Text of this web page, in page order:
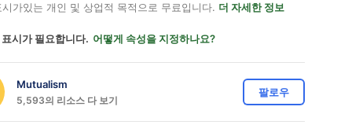
가있는 개인 및 상업적 목적으로 무료입니다. 더 자세한 정보
시가 필요합니다. 어떻게 속성을 지정하나요?
Mutualism
5,593의 리소스 다 보기
팔로우